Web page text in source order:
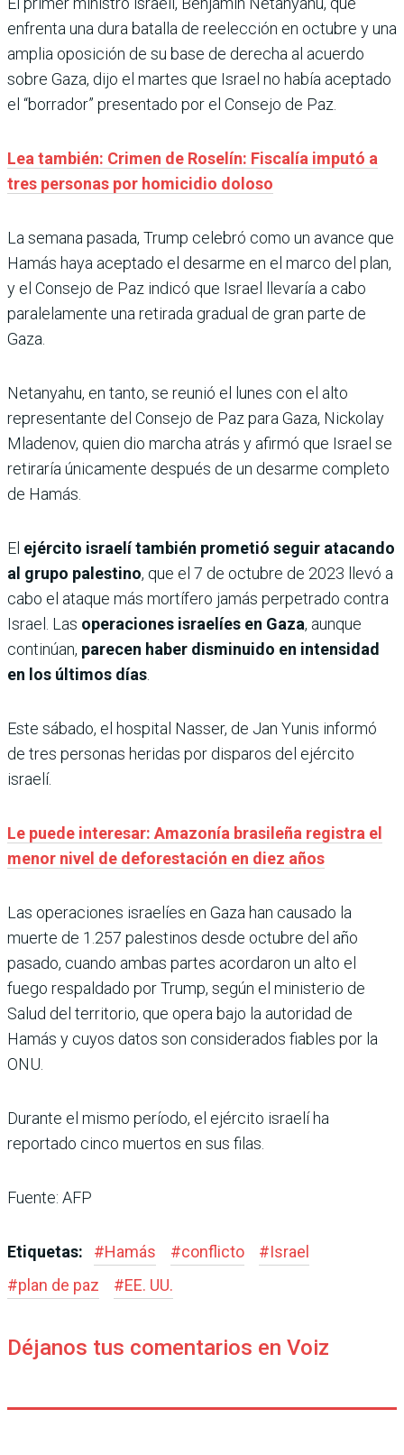
enfrenta una dura batalla de reelección en octubre y una
amplia oposición de su base de derecha al acuerdo
sobre Gaza, dijo el martes que Israel no había aceptado
el “borrador” presentado por el Consejo de Paz.
Lea también: Crimen de Roselín: Fiscalía imputó a
tres personas por homicidio doloso
La semana pasada, Trump celebró como un avance que
Hamás haya aceptado el desarme en el marco del plan,
y el Consejo de Paz indicó que Israel llevaría a cabo
paralelamente una retirada gradual de gran parte de
Gaza.
Netanyahu, en tanto, se reunió el lunes con el alto
representante del Consejo de Paz para Gaza, Nickolay
Mladenov, quien dio marcha atrás y afirmó que Israel se
retiraría únicamente después de un desarme completo
de Hamás.
El ejército israelí también prometió seguir atacando
al grupo palestino, que el 7 de octubre de 2023 llevó a
cabo el ataque más mortífero jamás perpetrado contra
Israel. Las operaciones israelíes en Gaza, aunque
continúan, parecen haber disminuido en intensidad
en los últimos días
Este sábado, el hospital Nasser, de Jan Yunis informó
de tres personas heridas por disparos del ejército
israelí.
Le puede interesar: Amazonía brasileña registra el
menor nivel de deforestación en diez años
Las operaciones israelíes en Gaza han causado la
muerte de 1.257 palestinos desde octubre del año
pasado, cuando ambas partes acordaron un alto el
fuego respaldado por Trump, según el ministerio de
Salud del territorio, que opera bajo la autoridad de
Hamás y cuyos datos son considerados fiables por la
ONU.
Durante el mismo período, el ejército israelí ha
reportado cinco muertos en sus filas.
Fuente: AFP
Etiquetas: #Hamás #conflicto #Israel
#plan de paz #EE. UU.
Déjanos tus comentarios en Voiz